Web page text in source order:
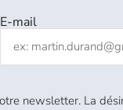
E-mail
newsletter. La